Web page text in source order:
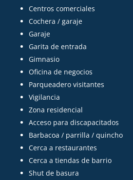
Centros comerciales
Cochera / garaje
Garaje
Garita de entrada
Gimnasio
Oficina de negocios
Parqueadero visitantes
Vigilancia
Zona residencial
Acceso para discapacitados
Barbacoa / parrilla / quincho
Cerca a restaurantes
Cerca a tiendas de barrio
Shut de basura